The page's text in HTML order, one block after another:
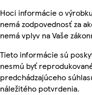
Hoci informácie o
nemá zodpovednosť za
nemá vplyv na Vaše
Tieto informácie sú
nesmú byť
predchádzajúceho
náležitého potvrdenia.